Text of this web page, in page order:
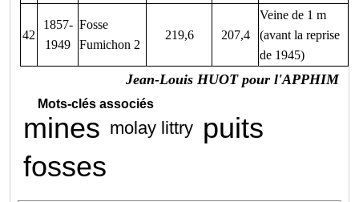
42
1857-
1949
Fosse
Fumichon 2
219,6 207,4
Veine de 1 m
(avant la reprise
de 1945)
Jean-Louis HUOT pour l'APPHIM
Mots-clés associés
mines molay littry puits
fosses